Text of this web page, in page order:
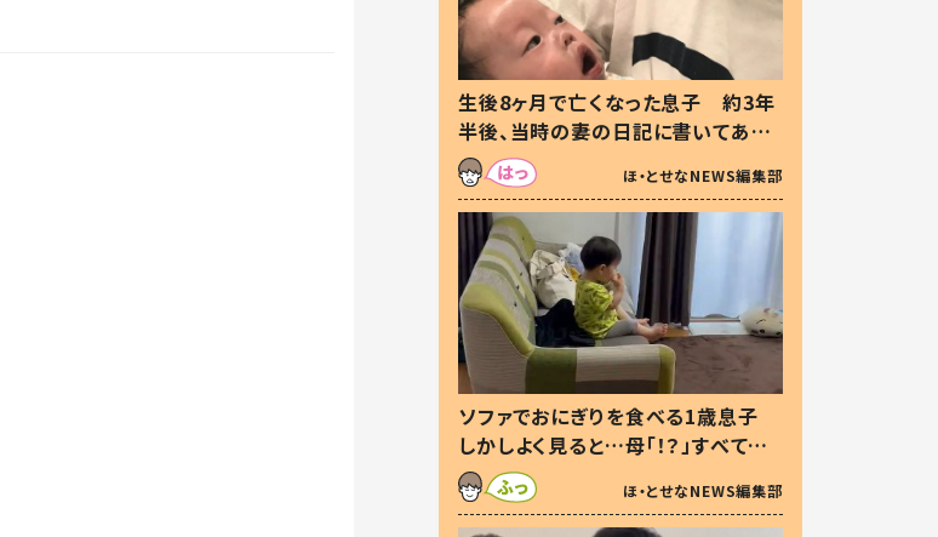
生後8ヶ月で亡くなった息子 約3年
半後、当時の妻の日記に書いてあっ
た本音とは
ほ・とせなNEWS編集部
ソファでおにぎりを食べる1歳息子
しかしよく見ると…母「！？」すべてを
察した母の投稿に「可愛いから許
す！」「現行犯〜」
ほ・とせなNEWS編集部